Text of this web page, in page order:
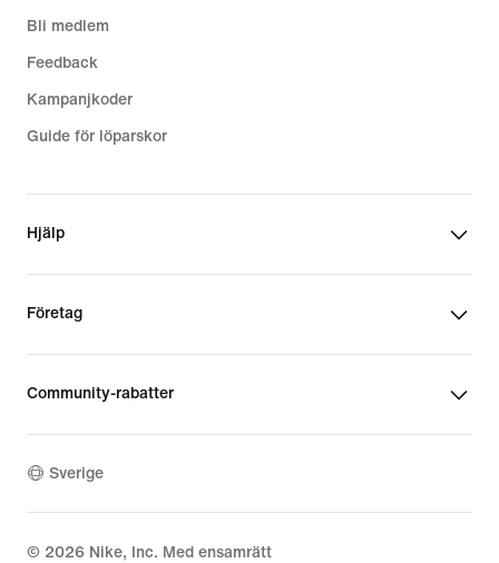
Bli medlem
Feedback
Kampanjkoder
Guide för löparskor
Hjälp
Företag
Community-rabatter
Sverige
© 2026 Nike, Inc. Med ensamrätt